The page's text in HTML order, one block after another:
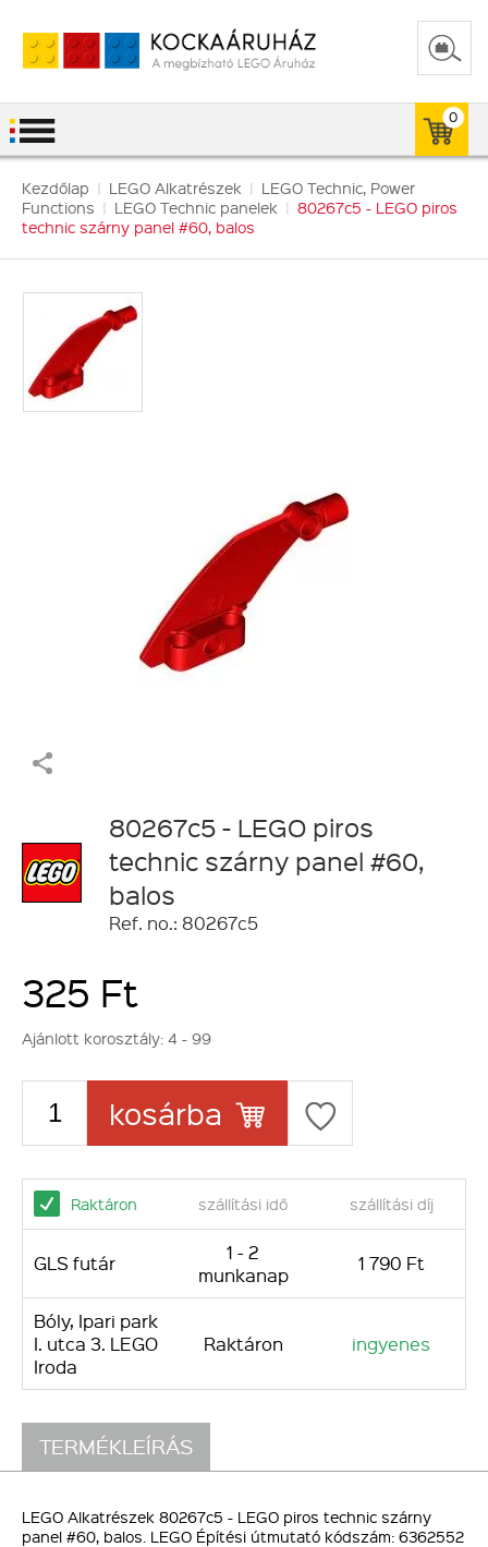
0
Kezdőlap | LEGO Alkatrészek | LEGO Technic, Power
Functions | LEGO Technic panelek | 80267c5 - LEGO piros
technic szárny panel #60, balos
80267c5 - LEGO piros
technic szárny panel #60,
balos
Ref. no.: 80267c5
325 Ft
Ajánlott korosztály: 4 - 99
kosárba
Raktáron szállítási idő szállítási díj
GLS futár
1 - 2
munkanap
1 790 Ft
Bóly, Ipari park
I. utca 3. LEGO
Iroda
Raktáron ingyenes
TERMÉKLEÍRÁS
LEGO Alkatrészek 80267c5 - LEGO piros technic szárny
panel #60, balos. LEGO Építési útmutató kódszám: 6362552